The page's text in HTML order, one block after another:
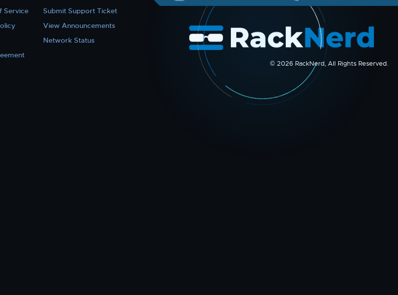
Service
Submit Support Ticket
View Announcements
Network Status
© 2026 RackNerd, All Rights Reserved.